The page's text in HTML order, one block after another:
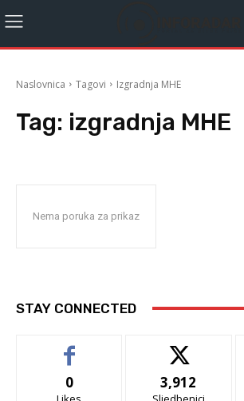
Naslovnica Tagovi Izgradnja MHE
Tag: izgradnja MHE
Nema poruka za prikaz
STAY CONNECTED
0 3,912